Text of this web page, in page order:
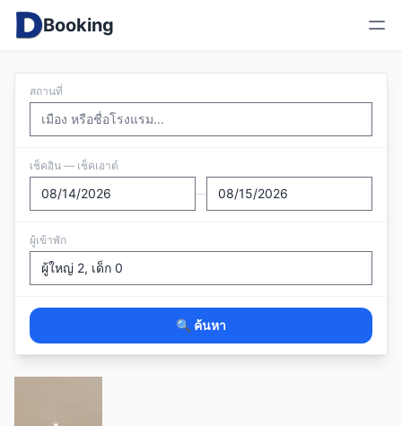
Booking
สถานที่
เช็คอิน — เช็คเอาต์
—
ผู้เข้าพัก
🔍 ค้นหา